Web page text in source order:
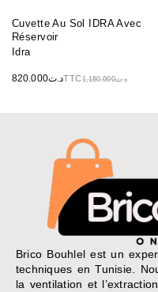
Cuvette Au Sol IDRA Avec
Réservoir
Idra
د.ت1,180.000 د.ت820.000 TTC
Brico Bouhlel est un
techniques en Tunisie.
la ventilation et